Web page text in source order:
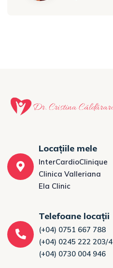
Locațiile mele
InterCardioClinique
Clinica Valleriana
Ela Clinic
Telefoane locații
(+04) 0751 667 788
(+04) 0245 222 203/4
(+04) 0730 004 946